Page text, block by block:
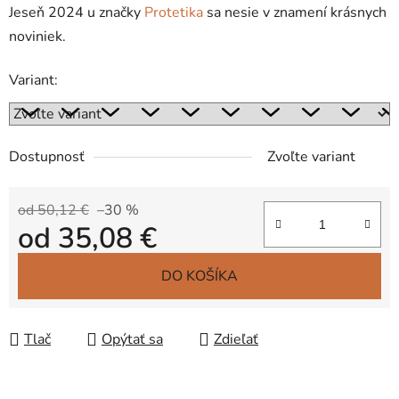
Jeseň 2024 u značky Protetika sa nesie v znamení krásnych
noviniek.
Variant:
Dostupnosť Zvoľte variant
od 50,12 € –30 %
od 35,08 €
DO KOŠÍKA
Tlač Opýtať sa Zdieľať